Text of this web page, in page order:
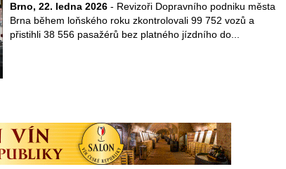
Brno, 22. ledna 2026 - Revizoři Dopravního podniku města
Brna během loňského roku zkontrolovali 99 752 vozů a
přistihli 38 556 pasažérů bez platného jízdního do...